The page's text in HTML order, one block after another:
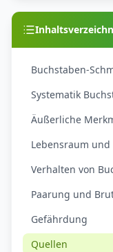
Buchstaben-
Systematik
Äußerliche
Lebensraum
Verhalten von
Paarung und
Gefährdung
Quellen